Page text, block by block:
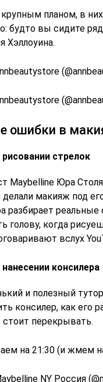
планом, в
будто вы сидите
Хэллоуина.
ошибки в
стрелок
Maybelline Юра
делали макияж под
разбирает
голову, когда
вслух
консилера
и полезный
консилер, как его
перекрывать.
на 21:30 (и жмем
NY Россия